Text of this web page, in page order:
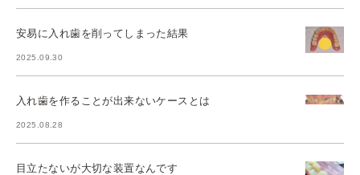
安易に入れ歯を削ってしまった結果
2025.09.30
入れ歯を作ることが出来ないケースとは
2025.08.28
目立たないが大切な装置なんです